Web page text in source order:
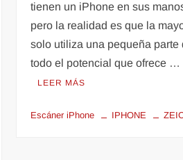
tienen un iPhone en sus
pero la realidad es que la
solo utiliza una pequeña parte
todo el potencial que ofrece …
LEER MÁS
Escáner iPhone IPHONE